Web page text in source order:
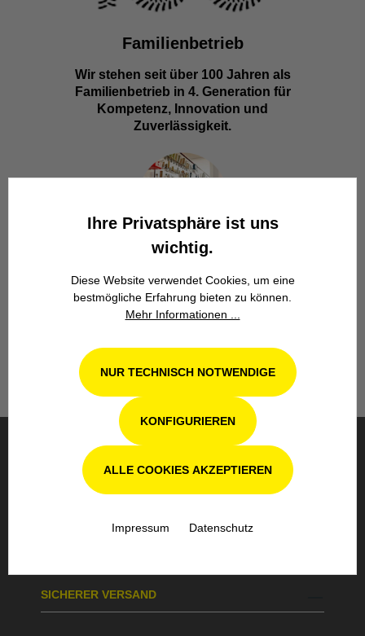
Familienbetrieb
Wir stehen seit über 100 Jahren als
Familienbetrieb in 4. Generation für
Kompetenz, Innovation und
Zuverlässigkeit.
Unsere Fachwerkstatt für Garten-, Forst-
und Landtechnik- Geräte in Odenthal bei
BESTELLUNG & VERSAND
SICHERE BEZAHLUNG
SICHERER VERSAND
Ihre Privatsphäre ist uns
wichtig.
Diese Website verwendet Cookies, um eine
bestmögliche Erfahrung bieten zu können.
Mehr Informationen ...
NUR TECHNISCH NOTWENDIGE
KONFIGURIEREN
ALLE COOKIES AKZEPTIEREN
Impressum Datenschutz